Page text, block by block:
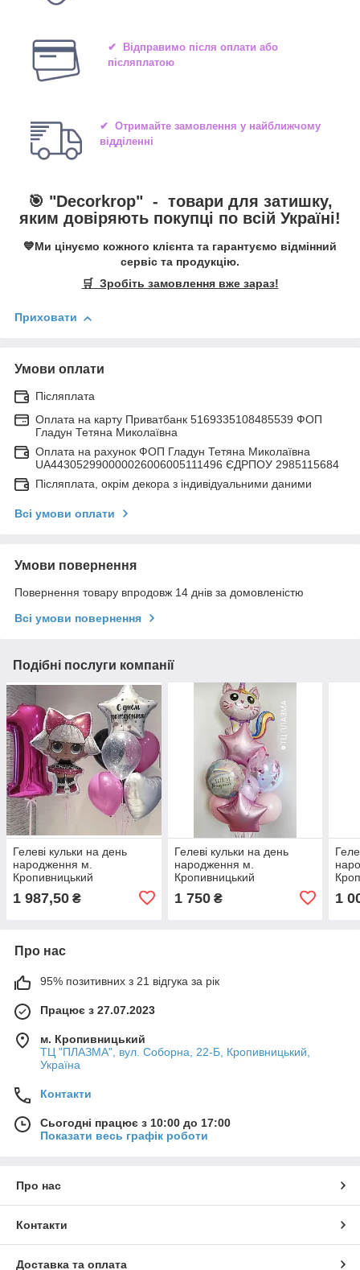
✔ Відправимо після оплати або
післяплатою
✔ Отримайте замовлення у найближчому
відділенні
🎯 "Decorkrop" - товари для затишку,
яким довіряють покупці по всій Україні!
💙Ми цінуємо кожного клієнта та гарантуємо відмінний
сервіс та продукцію.
🛒 Зробіть замовлення вже зараз!
Приховати
Умови оплати
Післяплата
Оплата на карту Приватбанк 5169335108485539 ФОП
Гладун Тетяна Миколаївна
Оплата на рахунок ФОП Гладун Тетяна Миколаївна
UA443052990000026006005111496 ЄДРПОУ 2985115684
Післяплата, окрім декора з індивідуальними даними
Всі умови оплати
Умови повернення
Повернення товару впродовж 14 днів за домовленістю
Всі умови повернення
Подібні послуги компанії
Гелеві кульки на день
народження м.
Кропивницький
1 987,50 ₴
Гелеві кульки на день
народження м.
Кропивницький
1 750₴ 1
Про нас
95% позитивних з 21 відгука за рік
Працює з 27.07.2023
м. Кропивницький
ТЦ "ПЛАЗМА", вул. Соборна, 22-Б, Кропивницький,
Україна
Контакти
Сьогодні працює з 10:00 до 17:00
Показати весь графік роботи
Про нас
Контакти
Доставка та оплата